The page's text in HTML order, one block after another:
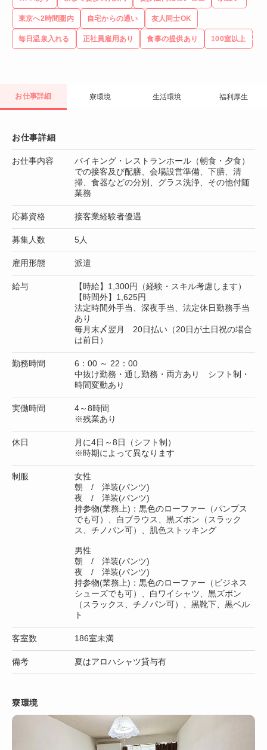
東京へ2時間圏内 自宅からの通い 友人同士OK
毎日温泉入れる 正社員雇用あり 食事の提供あり 100室以上
お仕事詳細 寮環境 生活環境 福利厚生
お仕事詳細
お仕事内容
バイキング・レストランホール（朝食・夕食）
での接客及び配膳、会場設営準備、下膳、清
掃、食器などの分別、グラス洗浄、その他付随
業務
応募資格 接客業経験者優遇
募集人数 5人
雇用形態 派遣
給与
【時給】1,300円（経験・スキル考慮します）
【時間外】1,625円
法定時間外手当、深夜手当、法定休日勤務手当
あり
毎月末〆翌月 20日払い（20日が土日祝の場合
は前日）
勤務時間
6：00 ～ 22：00
中抜け勤務・通し勤務・両方あり シフト制・
時間変動あり
実働時間
4～8時間
※残業あり
休日
月に4日～8日（シフト制）
※時期によって異なります
制服
女性
朝 / 洋装(パンツ)
夜 / 洋装(パンツ)
持参物(業務上)：黒色のローファー（パンプス
でも可）、白ブラウス、黒ズボン（スラック
ス、チノパン可）、肌色ストッキング
男性
朝 / 洋装(パンツ)
夜 / 洋装(パンツ)
持参物(業務上)：黒色のローファー（ビジネス
シューズでも可）、白ワイシャツ、黒ズボン
（スラックス、チノパン可）、黒靴下、黒ベル
ト
客室数 186室未満
備考 夏はアロハシャツ貸与有
寮環境